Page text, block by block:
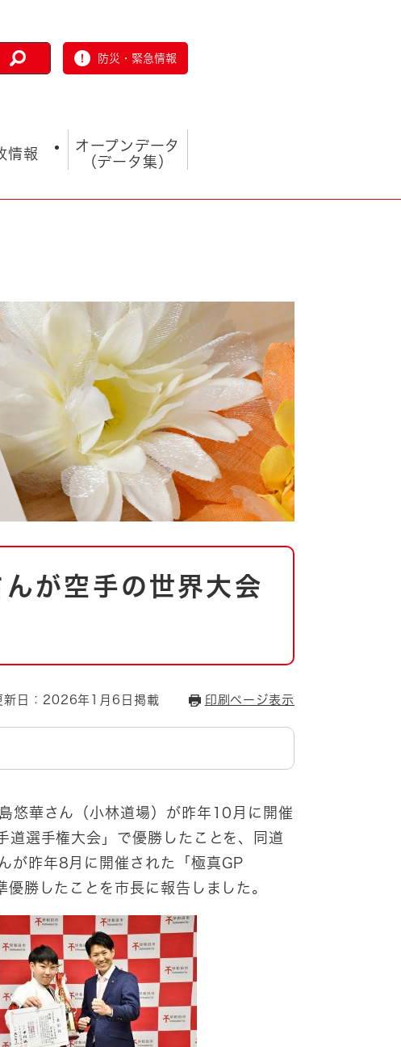
防災・緊急情報
働
情報
オープンデータ
（データ集）
が空手の世界大会
新日：2026年1月6日掲載 印刷ページ表示
華さん（小林道場）が昨年10月に開催
道選手権大会」で優勝したことを、同道
が昨年8月に開催された「極真GP
勝したことを市長に報告しました。